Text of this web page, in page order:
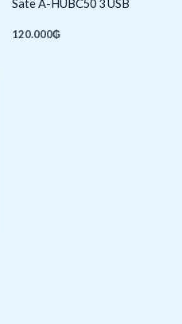
Sate A-HUBC50 3 USB
120.000₲